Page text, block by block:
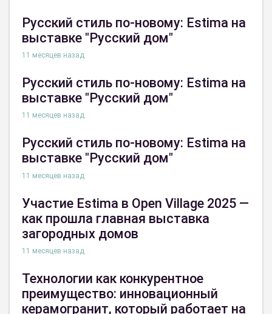
Русский стиль по-новому: Estima на
выставке "Русский дом"
11 месяцев назад
Русский стиль по-новому: Estima на
выставке "Русский дом"
11 месяцев назад
Русский стиль по-новому: Estima на
выставке "Русский дом"
11 месяцев назад
Участие Estima в Open Village 2025 —
как прошла главная выставка
загородных домов
11 месяцев назад
Технологии как конкурентное
преимущество: инновационный
керамогранит, который работает на